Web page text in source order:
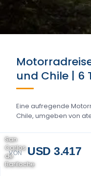
und Chile | 6
Eine aufregende
Chile, umgeben von
VON USD 3.417
San
Carlos
de
Bariloche